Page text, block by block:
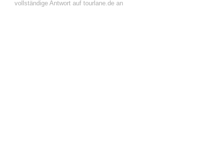
vollständige Antwort auf tourlane.de an